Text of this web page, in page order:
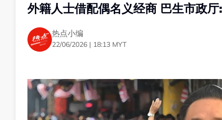
外籍人士借配偶名义经商 巴生市政
热点小编
22/06/2026 | 18:13 MYT